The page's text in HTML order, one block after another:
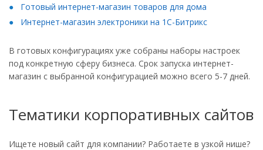
Готовый интернет-магазин товаров для дома
Интернет-магазин электроники на 1С-Битрикс
В готовых конфигурациях уже собраны наборы настроек
под конкретную сферу бизнеса. Срок запуска интернет-
магазин с выбранной конфигурацией можно всего 5-7 дней.
Тематики корпоративных сайтов
Ищете новый сайт для компании? Работаете в узкой нише?